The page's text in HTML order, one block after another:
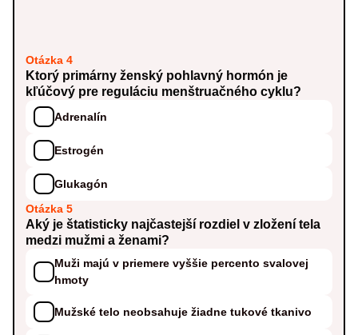
Otázka 4
Ktorý primárny ženský pohlavný hormón je
kľúčový pre reguláciu menštruačného cyklu?
Adrenalín
Estrogén
Glukagón
Otázka 5
Aký je štatisticky najčastejší rozdiel v zložení tela
medzi mužmi a ženami?
Muži majú v priemere vyššie percento svalovej
hmoty
Mužské telo neobsahuje žiadne tukové tkanivo